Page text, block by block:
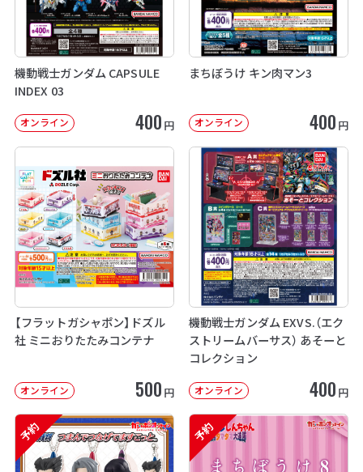
機動戦士ガンダム CAPSULE
INDEX 03
オンライン 400 円
まちぼうけ キン肉マン3
オンライン 400 円
【フラットガシャポン】ドズル
社 ミニおりたたみコンテナ
オンライン 500 円
機動戦士ガンダム EXVS.（エク
ストリームバーサス） あそーと
コレクション
オンライン 400 円
予約 予約